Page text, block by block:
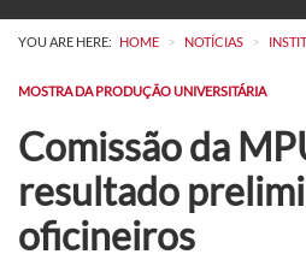
YOU ARE HERE: HOME > NOTÍCIAS >
MOSTRA DA PRODUÇÃO UNIVERSITÁRIA
Comissão da
resultado
oficineiros